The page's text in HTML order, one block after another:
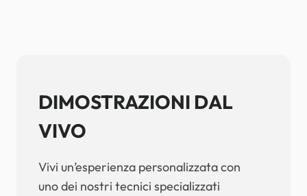
DIMOSTRAZIONI DAL
VIVO
Vivi un’esperienza personalizzata con
uno dei nostri tecnici specializzati